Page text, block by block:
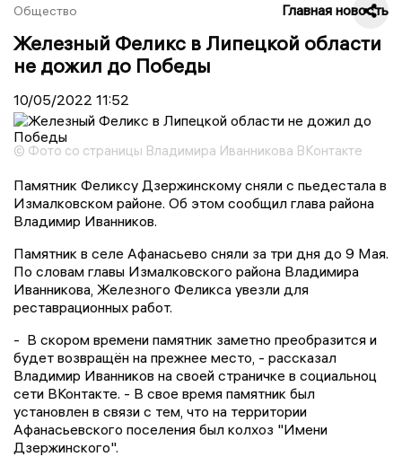
Общество Главная новость
Железный Феликс в Липецкой области
не дожил до Победы
10/05/2022 11:52
© Фото со страницы Владимира Иванникова ВКонтакте
Памятник Феликсу Дзержинскому сняли с пьедестала в
Измалковском районе. Об этом сообщил глава района
Владимир Иванников.
Памятник в селе Афанасьево сняли за три дня до 9 Мая.
По словам главы Измалковского района Владимира
Иванникова, Железного Феликса увезли для
реставрационных работ.
- В скором времени памятник заметно преобразится и
будет возвращён на прежнее место, - рассказал
Владимир Иванников на своей страничке в социальноц
сети ВКонтакте. - В свое время памятник был
установлен в связи с тем, что на территории
Афанасьевского поселения был колхоз "Имени
Дзержинского".